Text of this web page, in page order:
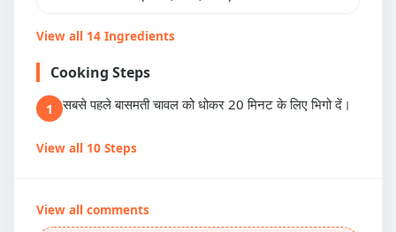
View all 14 Ingredients
Cooking Steps
1 सबसे पहले बासमती चावल को धोकर 20 मिनट के लिए भिगो दें।
View all 10 Steps
View all comments